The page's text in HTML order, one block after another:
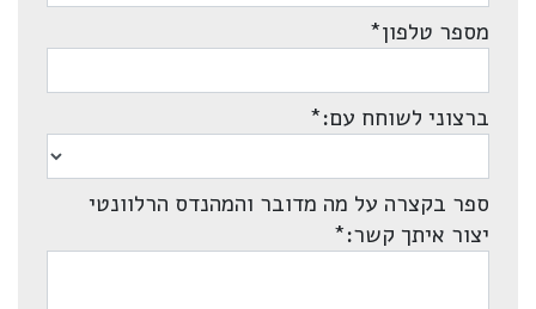
מספר טלפון*
ברצוני לשוחח עם:*
ספר בקצרה על מה מדובר והמהנדס הרלוונטי
יצור איתך קשר:*